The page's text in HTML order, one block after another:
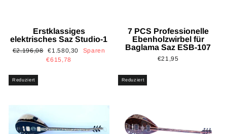
Erstklassiges
elektrisches Saz Studio-1
Normaler
€2.196,08 Sonderpreis
€1.580,30
Sparen
€615,78
7 PCS Professionelle
Ebenholzwirbel für
Baglama Saz ESB-107
€21,95
Reduziert Reduziert